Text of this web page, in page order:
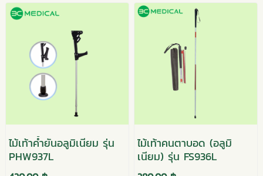
ไม้เท้าค้ำยันอลูมิเนียม รุ่น
PHW937L
ไม้เท้าคนตาบอด (อลูมิ
เนียม) รุ่น FS936L